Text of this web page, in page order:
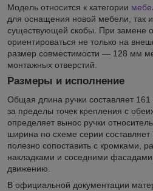
Модель относится к категории
для оснащения новой мебели, так
существующей скобы. При замене
ориентироваться не только на
размер совместимости — 128 мм
монтажных отверстий.
Размеры и исполнение
Общая длина ручки составляет
за пределы точек крепления с
определяет вынос ручки
ширина по схеме серии
полезно сопоставить с кромками,
накладками и соседними
движению.
В официальной документации